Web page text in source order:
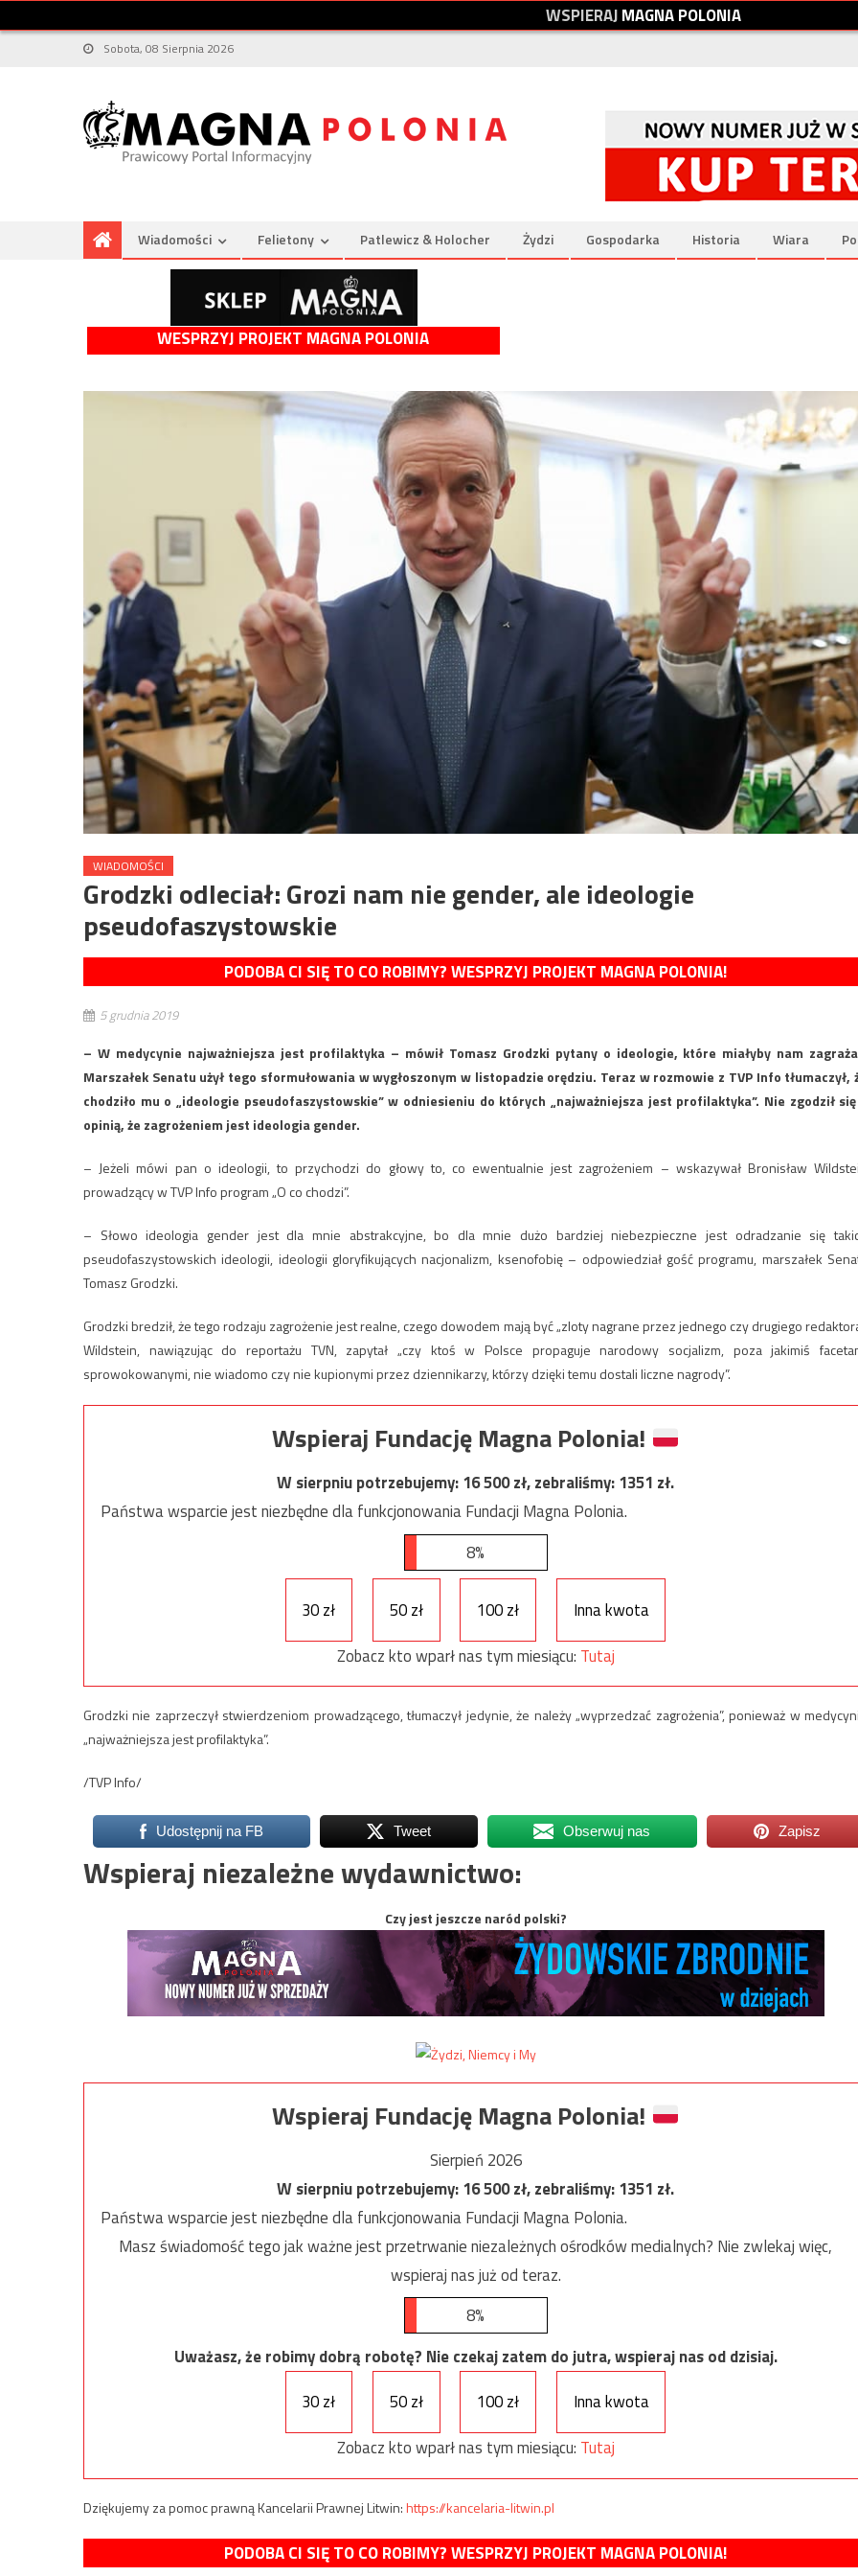
WSPIERAJMAGNAPOLONIA
Sobota, 08 Sierpnia 2026
Wiadomości Felietony Patlewicz & Holocher Żydzi Gospodarka Historia Wiara
WESPRZYJ PROJEKT MAGNA POLONIA
WIADOMOŚCI
Grodzki odleciał: Grozi nam nie gender, ale ideologie
pseudofaszystowskie
PODOBA CI SIĘ TO CO ROBIMY? WESPRZYJ PROJEKT MAGNA POLONIA!
5 grudnia 2019
– W medycynie najważniejsza jest profilaktyka – mówił Tomasz Grodzki pytany o ideologie, które miałyby nam
Marszałek Senatu użył tego sformułowania w wygłoszonym w listopadzie orędziu. Teraz w rozmowie z TVP Info tłumaczył,
chodziło mu o „ideologie pseudofaszystowskie” w odniesieniu do których „najważniejsza jest profilaktyka”. Nie zgodził
opinią, że zagrożeniem jest ideologia gender.
– Jeżeli mówi pan o ideologii, to przychodzi do głowy to, co ewentualnie jest zagrożeniem – wskazywał Bronisław
prowadzący w TVP Info program „O co chodzi”.
– Słowo ideologia gender jest dla mnie abstrakcyjne, bo dla mnie dużo bardziej niebezpieczne jest odradzanie się
pseudofaszystowskich ideologii, ideologii gloryfikujących nacjonalizm, ksenofobię – odpowiedział gość programu, marszałek
Tomasz Grodzki.
Grodzki bredził, że tego rodzaju zagrożenie jest realne, czego dowodem mają być „zloty nagrane przez jednego czy drugiego
Wildstein, nawiązując do reportażu TVN, zapytał „czy ktoś w Polsce propaguje narodowy socjalizm, poza jakimiś
sprowokowanymi, nie wiadomo czy nie kupionymi przez dziennikarzy, którzy dzięki temu dostali liczne nagrody”.
Wspieraj Fundację Magna Polonia!
W sierpniu potrzebujemy:16 500zł, zebraliśmy:1351 zł.
Państwa wsparcie jest niezbędne dla funkcjonowania Fundacji Magna Polonia.
8%
30 zł 50 zł 100 zł
Inna kwota
Zobacz kto wparł nas tym miesiącu: Tutaj
Grodzki nie zaprzeczył stwierdzeniom prowadzącego, tłumaczył jedynie, że należy „wyprzedzać zagrożenia”, ponieważ w
„najważniejsza jest profilaktyka”.
/TVP Info/
Udostępnij na FB Tweet Obserwuj nas Zapisz
Wspieraj niezależne wydawnictwo:
Czy jest jeszcze naród polski?
Wspieraj Fundację Magna Polonia!
Sierpień 2026
W sierpniu potrzebujemy:16 500zł, zebraliśmy:1351 zł.
Państwa wsparcie jest niezbędne dla funkcjonowania Fundacji Magna Polonia.
Masz świadomość tego jak ważne jest przetrwanie niezależnych ośrodków medialnych? Nie zwlekaj więc,
wspieraj nas już od teraz.
8%
Uważasz, że robimy dobrą robotę? Nie czekaj zatem do jutra, wspieraj nas od dzisiaj.
30 zł
50 zł 100 zł
Inna kwota
Zobacz kto wparł nas tym miesiącu: Tutaj
Dziękujemy za pomoc prawną Kancelarii Prawnej Litwin:https://kancelaria-litwin.pl
PODOBA CI SIĘ TO CO ROBIMY? WESPRZYJ PROJEKT MAGNA POLONIA!